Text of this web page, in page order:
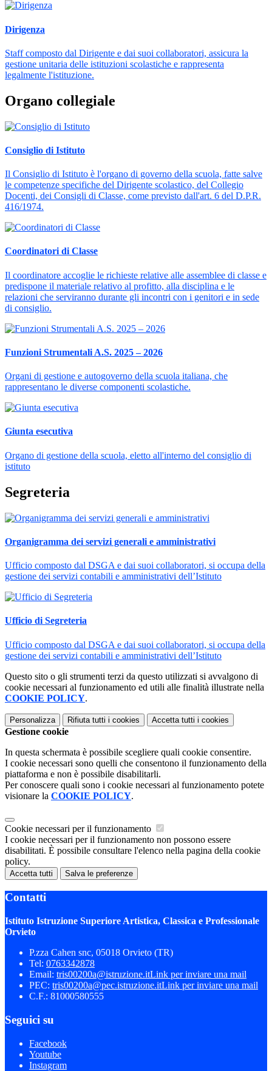
Dirigenza
Staff composto dal Dirigente e dai suoi collaboratori, assicura la
gestione unitaria delle istituzioni scolastiche e rappresenta
legalmente l'istituzione.
Organo collegiale
Consiglio di Istituto
Il Consiglio di Istituto è l'organo di governo della scuola, fatte salve
le competenze specifiche del Dirigente scolastico, del Collegio
Docenti, dei Consigli di Classe, come previsto dall'art. 6 del D.P.R.
416/1974.
Coordinatori di Classe
Il coordinatore accoglie le richieste relative alle assemblee di classe e
predispone il materiale relativo al profitto, alla disciplina e le
relazioni che serviranno durante gli incontri con i genitori e in sede
di consiglio.
Funzioni Strumentali A.S. 2025 – 2026
Organi di gestione e autogoverno della scuola italiana, che
rappresentano le diverse componenti scolastiche.
Giunta esecutiva
Organo di gestione della scuola, eletto all'interno del consiglio di
istituto
Segreteria
Organigramma dei servizi generali e amministrativi
Ufficio composto dal DSGA e dai suoi collaboratori, si occupa della
gestione dei servizi contabili e amministrativi dell’Istituto
Ufficio di Segreteria
Ufficio composto dal DSGA e dai suoi collaboratori, si occupa della
gestione dei servizi contabili e amministrativi dell’Istituto
Questo sito o gli strumenti terzi da questo utilizzati si avvalgono di
cookie necessari al funzionamento ed utili alle finalità illustrate nella
COOKIE POLICY.
Personalizza Rifiuta tutti i cookies Accetta tutti i cookies
Gestione cookie
In questa schermata è possibile scegliere quali cookie consentire.
I cookie necessari sono quelli che consentono il funzionamento della
piattaforma e non è possibile disabilitarli.
Per conoscere quali sono i cookie necessari al funzionamento potete
visionare la COOKIE POLICY.
Cookie necessari per il funzionamento
I cookie necessari per il funzionamento non possono essere
disabilitati. È possibile consultare l'elenco nella pagina della cookie
policy.
Accetta tutti Salva le preferenze
Contatti
Istituto Istruzione Superiore Artistica, Classica e Professionale
Orvieto
P.zza Cahen snc, 05018 Orvieto (TR)
Tel: 0763342878
Email: tris00200a@istruzione.itLink per inviare una mail
PEC: tris00200a@pec.istruzione.itLink per inviare una mail
C.F.: 81000580555
Seguici su
Facebook
Youtube
Instagram